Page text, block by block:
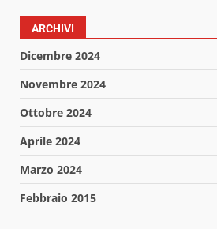
ARCHIVI
Dicembre 2024
Novembre 2024
Ottobre 2024
Aprile 2024
Marzo 2024
Febbraio 2015